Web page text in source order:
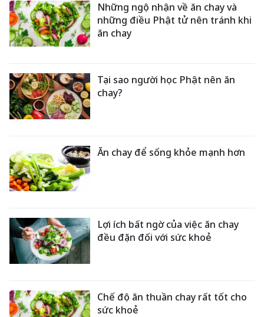
Những ngộ nhận về ăn chay và
những điều Phật tử nên tránh khi
ăn chay
Tại sao người học Phật nên ăn
chay?
Ăn chay để sống khỏe mạnh hơn
Lợi ích bất ngờ của việc ăn chay
đều đặn đối với sức khoẻ
Chế độ ăn thuần chay rất tốt cho
sức khoẻ